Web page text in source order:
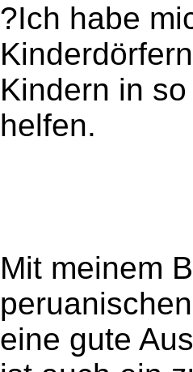
?Ich habe
Kindern in
helfen.
Mit meinem
eine gute